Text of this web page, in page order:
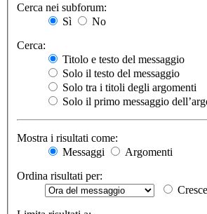
Cerca nei subforum:
Sì
No
Cerca:
Titolo e testo del messaggio
Solo il testo del messaggio
Solo tra i titoli degli argomenti
Solo il primo messaggio
Mostra i risultati come:
Messaggi
Argomenti
Ordina risultati per: